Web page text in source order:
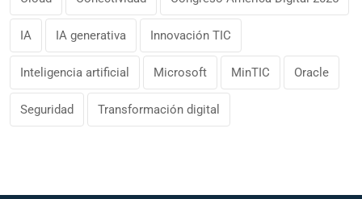
IA IA generativa Innovación TIC
Inteligencia artificial Microsoft MinTIC Oracle
Seguridad Transformación digital